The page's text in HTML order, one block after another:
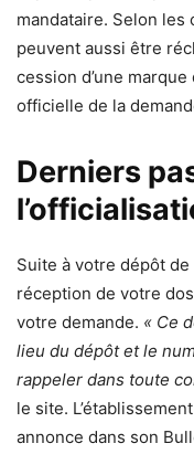
mandataire. Selon
peuvent aussi être
cession d’une
officielle de la
Derniers
Suite à votre dépôt de
réception de votre
votre demande. « Ce
lieu du dépôt et le
rappeler dans toute
le site.
annonce dans son